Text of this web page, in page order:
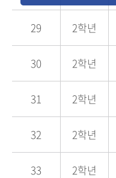
29 2학년
30 2학년
31 2학년
32 2학년
33 2학년